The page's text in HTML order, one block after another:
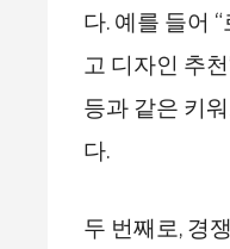
다. 예를 들어
고 디자인 추
등과 같은 키
다.
두 번째로, 경